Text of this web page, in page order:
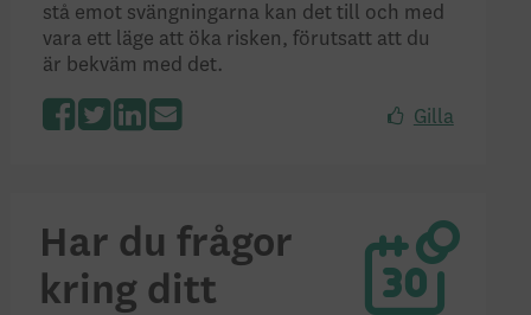
stå emot svängningarna kan det till och med
vara ett läge att öka risken, förutsatt att du
är bekväm med det.
Gilla
Har du frågor
kring ditt